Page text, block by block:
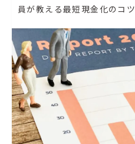
員が教える最短現金化のコツ